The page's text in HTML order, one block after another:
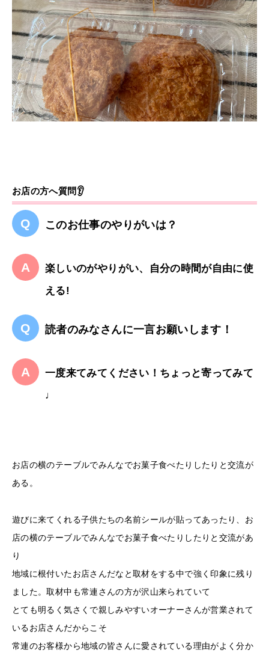
お店の方へ質問👂
このお仕事のやりがいは？
楽しいのがやりがい、自分の時間が自由に使
える!
読者のみなさんに一言お願いします！
一度来てみてください！ちょっと寄ってみて
♩
お店の横のテーブルでみんなでお菓子食べたりしたりと交流が
ある。
遊びに来てくれる子供たちの名前シールが貼ってあったり、お
店の横のテーブルでみんなでお菓子食べたりしたりと交流があ
り
地域に根付いたお店さんだなと取材をする中で強く印象に残り
ました。取材中も常連さんの方が沢山来られていて
とても明るく気さくで親しみやすいオーナーさんが営業されて
いるお店さんだからこそ
常連のお客様から地域の皆さんに愛されている理由がよく分か